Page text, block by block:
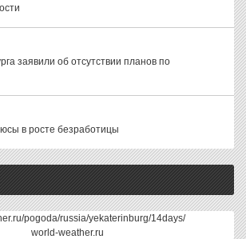
заявили об отсутствии планов по
в росте безработицы
pogoda/russia/yekaterinburg/14days/
world-weather.ru